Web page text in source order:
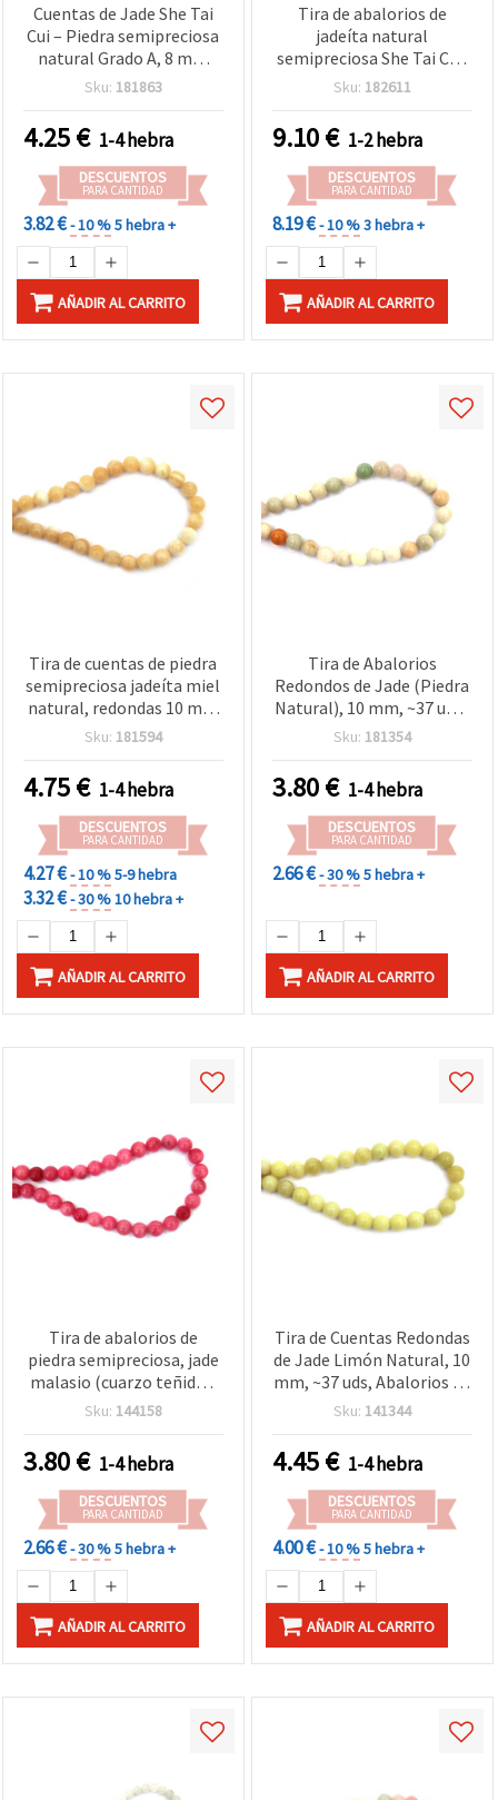
Cuentas de Jade She Tai
Cui – Piedra semipreciosa
natural Grado A, 8 mm
redondas mate
verde/blanco, tira de
aprox. 45 uds, para
bisutería y manualidades
DIY (pulseras y collares)
Sku: 181863
4.25€ 1-4 hebra
DESCUENTOS
PARA CANTIDAD
3.82 €- 10 %5 hebra +
AÑADIR AL CARRITO
Tira de abalorios de
jadeíta natural
semipreciosa She Tai Cui,
Grado A, 10 x 12 mm ~ 30
Sku: 182611
9.10€ 1-2 hebra
DESCUENTOS
PARA CANTIDAD
8.19 €- 10 %3 hebra +
AÑADIR AL CARRITO
Tira de cuentas de piedra
semipreciosa jadeíta miel
natural, redondas 10 mm
~37 piezas
Sku: 181594
4.75€ 1-4 hebra
DESCUENTOS
PARA CANTIDAD
4.27 €- 10 %5-9 hebra
3.32 €- 30 %10 hebra +
AÑADIR AL CARRITO
Tira de Abalorios
Redondos de Jade (Piedra
Natural), 10 mm, ~37 uds.,
para Bisutería y
Pulseras y Collares
Sku: 181354
3.80€ 1-4 hebra
DESCUENTOS
PARA CANTIDAD
2.66 €- 30 %5 hebra +
AÑADIR AL CARRITO
Tira de abalorios de
piedra semipreciosa, jade
malasio (cuarzo teñido),
redondos, rosa, 10 mm,
Sku: 144158
3.80€ 1-4 hebra
DESCUENTOS
PARA CANTIDAD
2.66 €- 30 %5 hebra +
AÑADIR AL CARRITO
Tira de Cuentas Redondas
de Jade Limón Natural, 10
mm, ~37 uds, Abalorios de
Jade Amarillo para
Sku: 141344
4.45€ 1-4 hebra
DESCUENTOS
PARA CANTIDAD
4.00 €- 10 %5 hebra +
AÑADIR AL CARRITO